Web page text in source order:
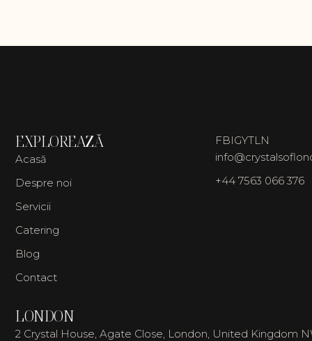
EXPLOREAZĂ
Acasă
Despre noi
Servicii
Catering
Blog
Contact
FBIGYTLN
+44 7563 066 376
LONDON
2 Crystal House, Agate Close, London, United Kingdom